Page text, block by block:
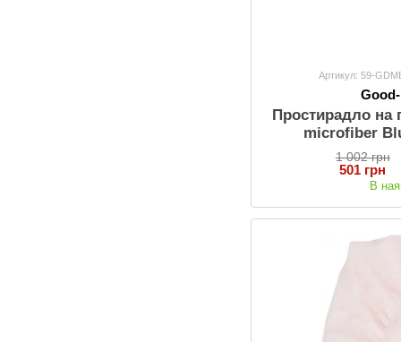
Артикул: 59-
Простирадло на
microfiber
1 002 грн
501 грн
В